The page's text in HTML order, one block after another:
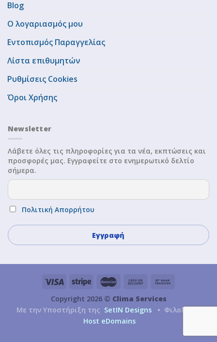
Blog
Ο λογαριασμός μου
Εντοπισμός Παραγγελίας
Λίστα επιθυμητών
Ρυθμίσεις Cookies
Όροι Χρήσης
Newsletter
Λάβετε όλες τις πληροφορίες για τα νέα, εκπτώσεις και
προσφορές μας. Εγγραφείτε στο ενημερωτικό δελτίο
σήμερα.
Πολιτική Απορρήτου
Copyright 2026 © Clima Services
Με την Υποστήριξη της SetIN Designs
• Φιλοξενία
Host eDomains